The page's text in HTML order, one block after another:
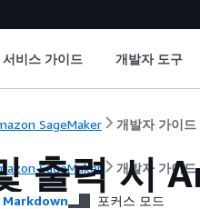
서비스 가이드 개발자 도구
SageMaker 개발자 가이드
SageMaker 개발자 가이드
출력 시
Markdown 포커스 모드